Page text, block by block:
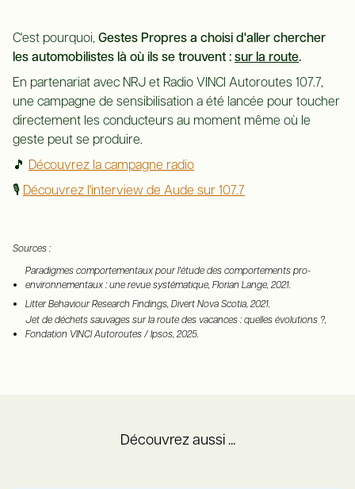
C'est pourquoi, Gestes Propres a choisi d'aller chercher
les automobilistes là où ils se trouvent : sur la route.
En partenariat avec NRJ et Radio VINCI Autoroutes 107.7,
une campagne de sensibilisation a été lancée pour toucher
directement les conducteurs au moment même où le
geste peut se produire.
🎵
Découvrez la campagne radio
🎙️ Découvrez l'interview de Aude sur 107.7
Sources :
Paradigmes comportementaux pour l'étude des comportements pro-
environnementaux : une revue systématique, Florian Lange, 2021.
Litter Behaviour Research Findings, Divert Nova Scotia, 2021.
Jet de déchets sauvages sur la route des vacances : quelles évolutions ?,
Fondation VINCI Autoroutes / Ipsos, 2025.
Découvrez aussi ...